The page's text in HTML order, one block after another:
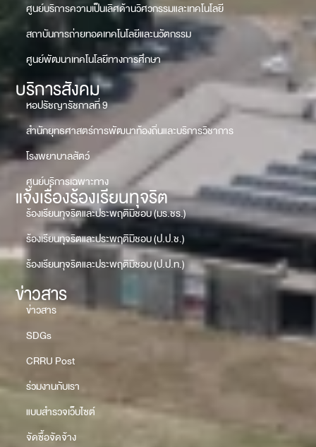
ศูนย์บริการความเป็นเลิศด้านวิศวกรรมและเทคโนโลยี
สถาบันการถ่ายทอดเทคโนโลยีและนวัตกรรม
ศูนย์พัฒนาเทคโนโลยีทางการศึกษา
บริการสังคม
หอปรัชญารัชกาลที่ 9
สำนักยุทธศาสตร์การพัฒนาท้องถิ่นและบริการวิชาการ
โรงพยาบาลสัตว์
ศูนย์บริการเฉพาะทาง
แจ้งเรื่องร้องเรียนทุจริต
ร้องเรียนทุจริตและประพฤติมิชอบ (มร.ชร.)
ร้องเรียนทุจริตและประพฤติมิชอบ (ป.ป.ช.)
ร้องเรียนทุจริตและประพฤติมิชอบ (ป.ป.ท.)
ข่าวสาร
ข่าวสาร
SDGs
CRRU Post
ร่วมงานกับเรา
แบบสำรวจเว็บไซต์
จัดซื้อจัดจ้าง